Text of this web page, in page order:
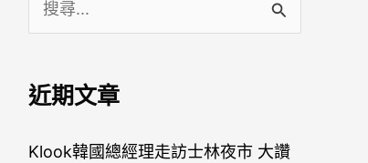
關
鍵
字
近期文章
Klook韓國總經理走訪士林夜市 大讚